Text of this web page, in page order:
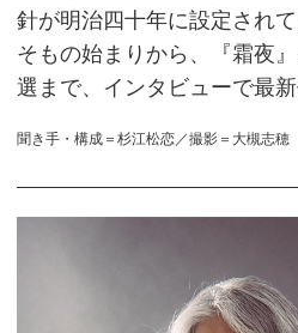
針が明治四十年に設定され
そもの始まりから、『霜夜
選まで、インタビューで最
聞き手・構成＝杉江松恋／撮影＝大槻志穂